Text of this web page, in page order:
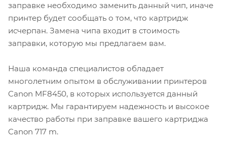
заправке необходимо заменить данный чип, иначе
принтер будет сообщать о том, что картридж
исчерпан. Замена чипа входит в стоимость
заправки, которую мы предлагаем вам.
Наша команда специалистов обладает
многолетним опытом в обслуживании принтеров
Canon MF8450, в которых используется данный
картридж. Мы гарантируем надежность и высокое
качество работы при заправке вашего картриджа
Canon 717 m.